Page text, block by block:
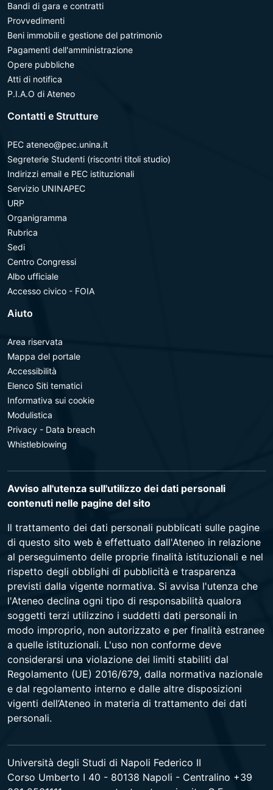
Bandi di gara e contratti
Provvedimenti
Beni immobili e gestione del patrimonio
Pagamenti dell'amministrazione
Opere pubbliche
Atti di notifica
P.I.A.O di Ateneo
Contatti e Strutture
PEC ateneo@pec.unina.it
Segreterie Studenti (riscontri titoli studio)
Indirizzi email e PEC istituzionali
Servizio UNINAPEC
URP
Organigramma
Rubrica
Sedi
Centro Congressi
Albo ufficiale
Accesso civico - FOIA
Aiuto
Area riservata
Mappa del portale
Accessibilità
Elenco Siti tematici
Informativa sui cookie
Modulistica
Privacy - Data breach
Whistleblowing
Avviso all'utenza sull'utilizzo dei dati personali
contenuti nelle pagine del sito
Il trattamento dei dati personali pubblicati sulle pagine
di questo sito web è effettuato dall'Ateneo in relazione
al perseguimento delle proprie finalità istituzionali e nel
rispetto degli obblighi di pubblicità e trasparenza
previsti dalla vigente normativa. Si avvisa l'utenza che
l'Ateneo declina ogni tipo di responsabilità qualora
soggetti terzi utilizzino i suddetti dati personali in
modo improprio, non autorizzato e per finalità estranee
a quelle istituzionali. L'uso non conforme deve
considerarsi una violazione dei limiti stabiliti dal
Regolamento (UE) 2016/679, dalla normativa nazionale
e dal regolamento interno e dalle altre disposizioni
vigenti dell’Ateneo in materia di trattamento dei dati
personali.
Università degli Studi di Napoli Federico II
Corso Umberto I 40 - 80138 Napoli - Centralino +39